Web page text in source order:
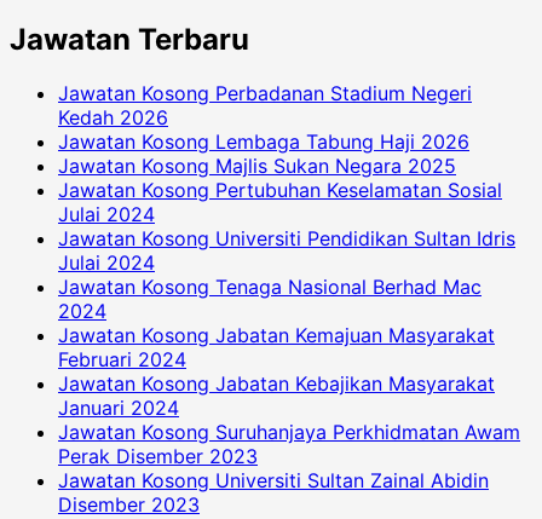
Jawatan Terbaru
Jawatan Kosong Perbadanan Stadium Negeri
Kedah 2026
Jawatan Kosong Lembaga Tabung Haji 2026
Jawatan Kosong Majlis Sukan Negara 2025
Jawatan Kosong Pertubuhan Keselamatan Sosial
Julai 2024
Jawatan Kosong Universiti Pendidikan Sultan Idris
Julai 2024
Jawatan Kosong Tenaga Nasional Berhad Mac
2024
Jawatan Kosong Jabatan Kemajuan Masyarakat
Februari 2024
Jawatan Kosong Jabatan Kebajikan Masyarakat
Januari 2024
Jawatan Kosong Suruhanjaya Perkhidmatan Awam
Perak Disember 2023
Jawatan Kosong Universiti Sultan Zainal Abidin
Disember 2023